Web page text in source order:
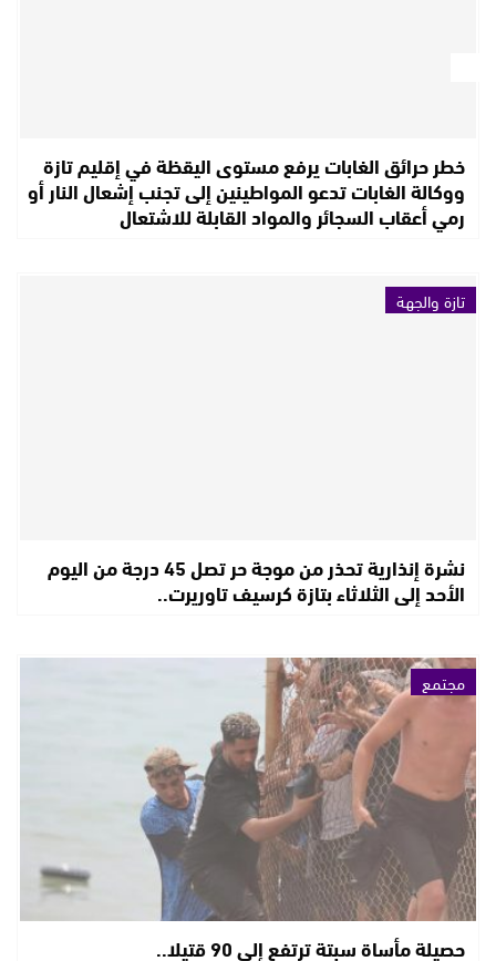
خطر حرائق الغابات يرفع مستوى اليقظة في إقليم تازة
ووكالة الغابات تدعو المواطينين إلى تجنب إشعال النار أو
رمي أعقاب السجائر والمواد القابلة للاشتعال
تازة والجهة
نشرة إنذارية تحذر من موجة حر تصل 45 درجة من اليوم
الأحد إلى الثلاثاء بتازة كرسيف تاوريرت..
مجتمع
حصيلة مأساة سبتة ترتفع إلى 90 قتيلا..